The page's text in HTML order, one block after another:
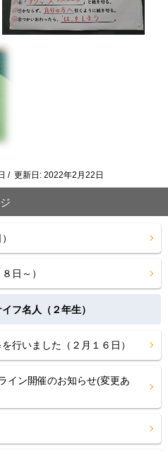
/ 更新日: 2022年2月22日
日～）
フ名人（２年生）
行いました（２月１６日）
イン開催のお知らせ(変更あ